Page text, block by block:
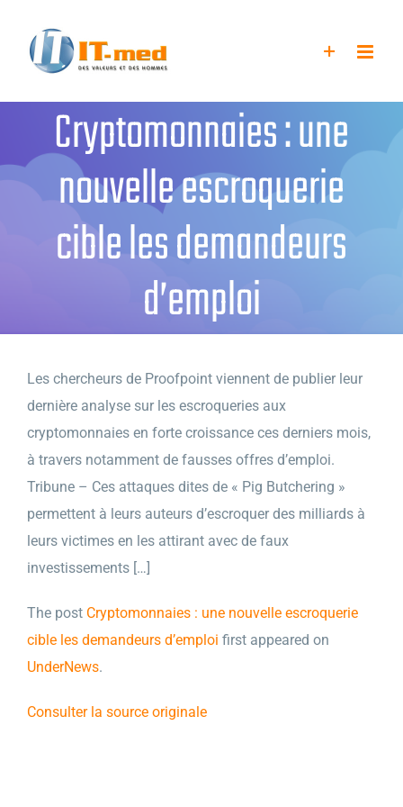
contenu
Cryptomonnaies : une
nouvelle escroquerie
cible les demandeurs
d’emploi
Les chercheurs de Proofpoint viennent de publier leur
dernière analyse sur les escroqueries aux
cryptomonnaies en forte croissance ces derniers mois,
à travers notamment de fausses offres d’emploi.
Tribune – Ces attaques dites de « Pig Butchering »
permettent à leurs auteurs d’escroquer des milliards à
leurs victimes en les attirant avec de faux
investissements […]
The post Cryptomonnaies : une nouvelle escroquerie
cible les demandeurs d’emploi first appeared on
UnderNews.
Consulter la source originale